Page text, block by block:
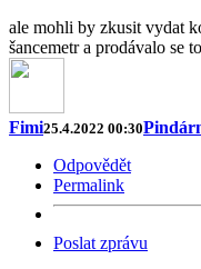
ale mohli by zkusit vydat
šancemetr a prodávalo se
Fimi25.4.2022 00:30
Odpovědět
Permalink
Poslat zprávu